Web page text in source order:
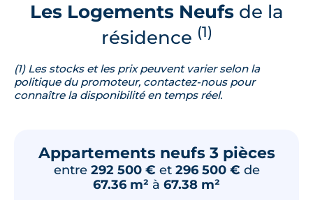
Les Logements Neufsde la
résidence (1)
(1) Les stocks et les prix peuvent varier selon la
politique du promoteur, contactez-nous pour
connaître la disponibilité en temps réel.
Appartements neufs 3 pièces
entre 292 500 € et 296 500 € de
67.36 m² à 67.38 m²